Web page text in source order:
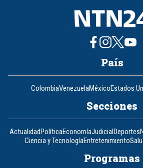
País
ColombiaVenezuelaMéxicoEstados
Secciones
ActualidadPolíticaEconomíaJudicialDeportes
Ciencia y TecnologíaEntretenimiento
Programas